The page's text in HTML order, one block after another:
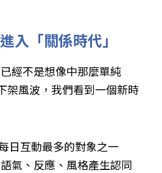
入「關係時代」
經不是想像中那麼單純
架風波，我們看到一個新時
日互動最多的對象之一
氣、反應、風格產生認同